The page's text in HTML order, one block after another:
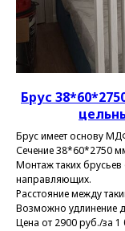
Брус
Брус имеет основу
Сечение 38*60*2750
Монтаж таких
направляющих.
Расстояние между
Возможно удлинение
Цена от 2900 руб./за 1